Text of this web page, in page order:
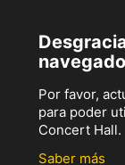
Por favor,
para poder
Concert Hall.
Saber más